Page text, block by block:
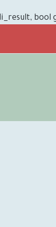
bool